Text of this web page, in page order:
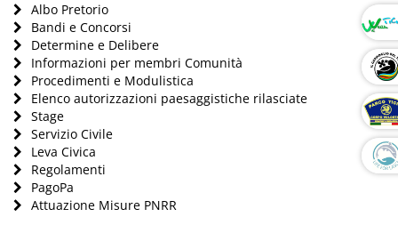
Albo Pretorio
Bandi e Concorsi
Determine e Delibere
Informazioni per membri Comunità
Procedimenti e Modulistica
Elenco autorizzazioni paesaggistiche rilasciate
Stage
Servizio Civile
Leva Civica
Regolamenti
PagoPa
Attuazione Misure PNRR